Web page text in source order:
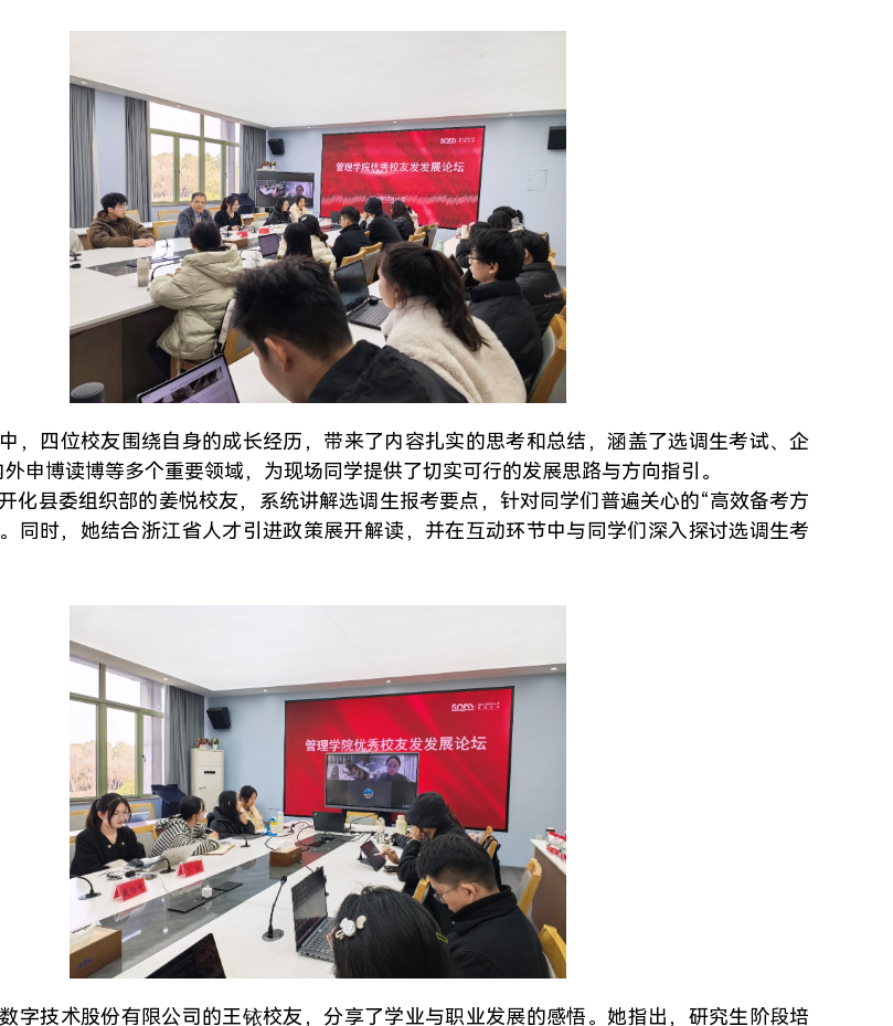
，四位校友围绕自身的成长经历，带来了内容扎实的思考和总结，涵盖了选调生考试、企
申博读博等多个重要领域，为现场同学提供了切实可行的发展思路与方向指引。
化县委组织部的姜悦校友，系统讲解选调生报考要点，针对同学们普遍关心的“高效备考方
同时，她结合浙江省人才引进政策展开解读，并在互动环节中与同学们深入探讨选调生考
字技术股份有限公司的王铱校友，分享了学业与职业发展的感悟。她指出，研究生阶段培